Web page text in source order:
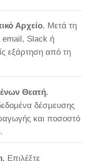
Αρχείο. Μετά τη
email, Slack ή
εξάρτηση από τη
Θεατή.
δέσμευσης
και ποσοστό
Επιλέξτε